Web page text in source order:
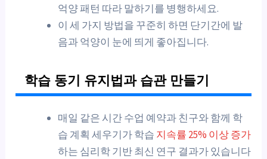
억양 패턴 따라 말하기를 병행하세요.
이 세 가지 방법을 꾸준히 하면 단기간에 발
음과 억양이 눈에 띄게 좋아집니다.
학습 동기 유지법과 습관 만들기
매일 같은 시간 수업 예약과 친구와 함께 학
습 계획 세우기가 학습 지속률 25% 이상 증가
하는 심리학 기반 최신 연구 결과가 있습니다